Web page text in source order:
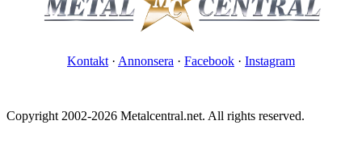
Kontakt · Annonsera · Facebook · Instagram
Copyright 2002-2026 Metalcentral.net. All rights reserved.